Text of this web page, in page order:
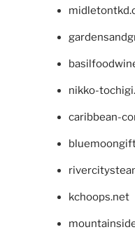
nikko-
caribbean-
kchoops.net